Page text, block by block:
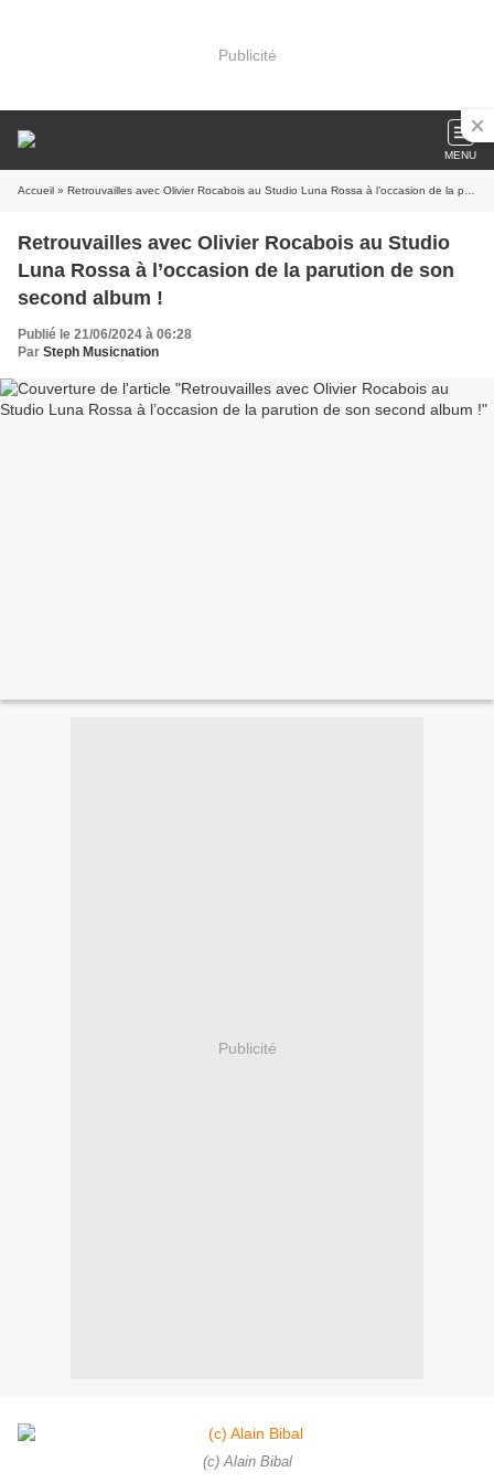
Publicité
MENU
Accueil » Retrouvailles avec Olivier Rocabois au Studio Luna Rossa à l’occasion de la parution de son second album !
Retrouvailles avec Olivier Rocabois au Studio
Luna Rossa à l’occasion de la parution de son
second album !
Publié le 21/06/2024 à 06:28
Par Steph Musicnation
Publicité
(c) Alain Bibal